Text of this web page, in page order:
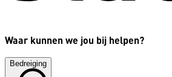
Waar kunnen we jou bij helpen?
Bedreiging